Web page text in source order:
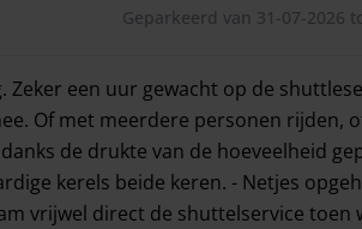
vertragingen.Geparkeerd van 31-07-2026
Zeker een uur gewacht op de
Of met meerdere personen rijden,
de drukte van de hoeveelheid
kerels beide keren. - Netjes
vrijwel direct de shuttelservice toen